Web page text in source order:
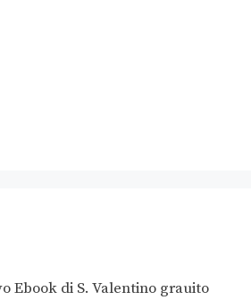
Ebook di S. Valentino grauito